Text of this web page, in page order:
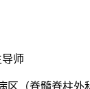
师
区（脊髓脊柱外